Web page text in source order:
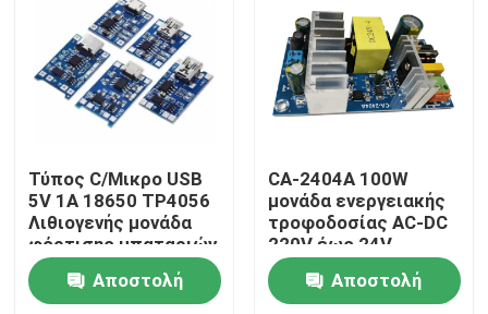
Σπίτι
Προϊόντα
Τύπος C/Μικρο USB
5V 1A 18650 TP4056
Λιθιογενής μονάδα
φόρτισης μπαταριών
με προστασία και
διπλές λειτουργίες
Αποστολή
CA-2404A 100W
μονάδα ενεργειακής
τροφοδοσίας AC-DC
220V έως 24V
Αποστολή